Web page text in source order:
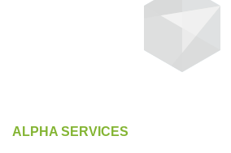
ALPHA SERVICES